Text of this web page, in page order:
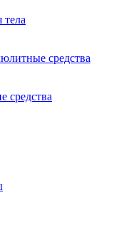
тела
средства
средства